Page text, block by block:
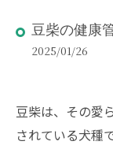
豆柴の健康
2025/01/26
豆柴は、その愛
されている犬種